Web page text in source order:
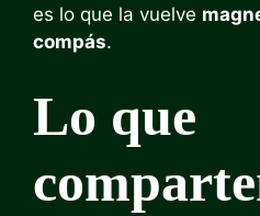
es lo que la vuelve
compás.
Lo que